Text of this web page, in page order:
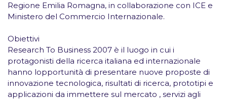
Regione Emilia Romagna, in collaborazione con ICE e
Ministero del Commercio Internazionale.
Obiettivi
Research To Business 2007 è il luogo in cui i
protagonisti della ricerca italiana ed internazionale
hanno lopportunità di presentare nuove proposte di
innovazione tecnologica, risultati di ricerca, prototipi e
applicazioni da immettere sul mercato , servizi agli